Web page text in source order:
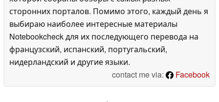
сторонних порталов. Помимо этого, каждый день я
выбираю наиболее интересные материалы
Notebookcheck для их последующего перевода на
французский, испанский, португальский,
нидерландский и другие языки.
contact me via:
Facebook